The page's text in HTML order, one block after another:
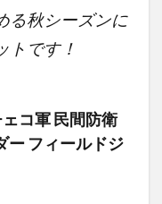
る秋シーズンに
トです！
コ軍 民間防衛
ー フィールドジ